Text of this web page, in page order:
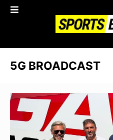
5G BROADCAST